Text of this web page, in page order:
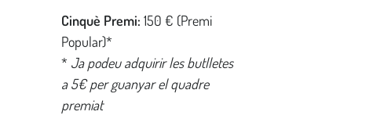
Cinquè Premi: 150 € (Premi
Popular)*
* Ja podeu adquirir les butlletes
a 5€ per guanyar el quadre
premiat